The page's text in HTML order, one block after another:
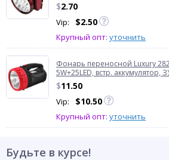
$2.70
Vip: $2.50
Крупный опт: уточнить
Фонарь переносной Luxury
5W+25LED, встр. аккумулятор,
$11.50
Vip: $10.50
Крупный опт: уточнить
Будьте в курсе!